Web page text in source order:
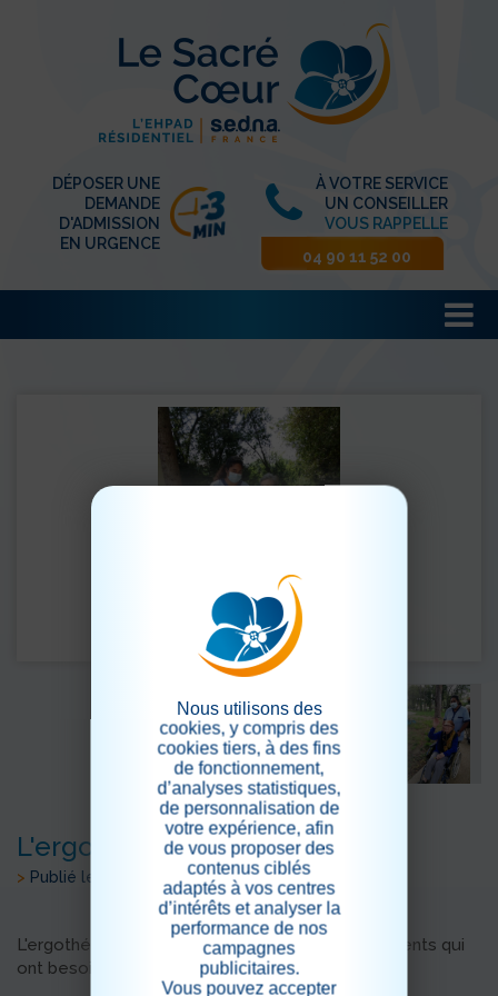
DÉPOSER UNE
DEMANDE
D'ADMISSION
EN URGENCE
À VOTRE SERVICE
UN CONSEILLER
VOUS RAPPELLE
04 90 11 52 00
L'ergothérapeute, Loriane.
> Publié le 23/04/2020
L'ergothérapeute Loriane, accompagne les résidents qui
ont besoin de kinésithérapie.
Nous utilisons des
cookies, y compris des
cookies tiers, à des fins
de fonctionnement,
d’analyses statistiques,
de personnalisation de
votre expérience, afin
de vous proposer des
contenus ciblés
adaptés à vos centres
d’intérêts et analyser la
performance de nos
campagnes
publicitaires.
Vous pouvez accepter